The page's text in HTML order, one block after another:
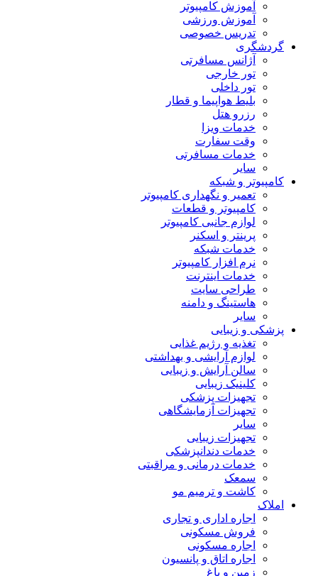
آموزش کامپیوتر
آموزش ورزشی
تدریس خصوصی
گردشگری
آژانس مسافرتی
تور خارجی
تور داخلی
بلیط هواپیما و قطار
رزرو هتل
خدمات ویزا
وقت سفارت
خدمات مسافرتی
سایر
کامپیوتر و شبکه
تعمیر و نگهداری کامپیوتر
کامپیوتر و قطعات
لوازم جانبی کامپیوتر
پرینتر و اسکنر
خدمات شبکه
نرم افزار کامپیوتر
خدمات اینترنت
طراحی سایت
هاستینگ و دامنه
سایر
پزشکی و زیبایی
تغذیه و رژیم غذایی
لوازم آرایشی و بهداشتی
سالن آرایش و زیبایی
کلینیک زیبایی
تجهیزات پزشکی
تجهیزات آزمایشگاهی
سایر
تجهیزات زیبایی
خدمات دندانپزشکی
خدمات درمانی و مراقبتی
سمعک
کاشت و ترمیم مو
املاک
اجاره اداری و تجاری
فروش مسکونی
اجاره مسکونی
اجاره اتاق و پانسیون
زمین و باغ